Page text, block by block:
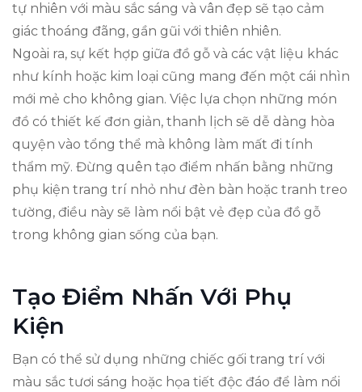
tự nhiên với màu sắc sáng và vân đẹp sẽ tạo cảm
giác thoáng đãng, gần gũi với thiên nhiên.
Ngoài ra, sự kết hợp giữa đồ gỗ và các vật liệu khác
như kính hoặc kim loại cũng mang đến một cái nhìn
mới mẻ cho không gian. Việc lựa chọn những món
đồ có thiết kế đơn giản, thanh lịch sẽ dễ dàng hòa
quyện vào tổng thể mà không làm mất đi tính
thẩm mỹ. Đừng quên tạo điểm nhấn bằng những
phụ kiện trang trí nhỏ như đèn bàn hoặc tranh treo
tường, điều này sẽ làm nổi bật vẻ đẹp của đồ gỗ
trong không gian sống của bạn.
Tạo Điểm Nhấn Với Phụ
Kiện
Bạn có thể sử dụng những chiếc gối trang trí với
màu sắc tươi sáng hoặc họa tiết độc đáo để làm nổi